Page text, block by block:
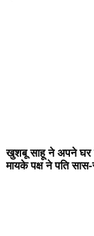
खुशबू साहू ने अपने घर
मायके पक्ष ने पति